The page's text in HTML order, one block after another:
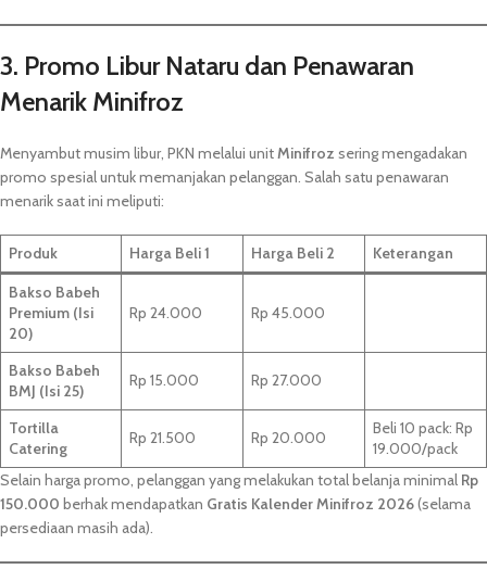
3. Promo Libur Nataru dan Penawaran
Menarik Minifroz
Menyambut musim libur, PKN melalui unitMinifroz sering mengadakan
promo spesial untuk memanjakan pelanggan. Salah satu penawaran
menarik saat ini meliputi:
Produk Harga Beli 1 Harga Beli 2
Keterangan
Bakso Babeh
Premium (Isi
20)
Rp 24.000 Rp 45.000
Bakso Babeh
BMJ (Isi 25)
Rp 15.000 Rp 27.000
Tortilla
Catering
Rp 21.500 Rp 20.000
Beli 10 pack: Rp
19.000/pack
Selain harga promo, pelanggan yang melakukan total belanja minimal Rp
150.000 berhak mendapatkan Gratis Kalender Minifroz 2026(selama
persediaan masih ada).